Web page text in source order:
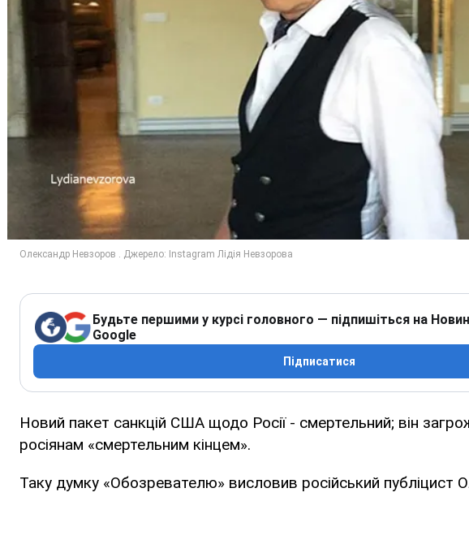
Будьте першими у курсі головного — підпишіться на
Google
Підписатися
Новий пакет санкцій США щодо Росії - смертельний; він
росіянам «смертельним кінцем».
Таку думку «Обозревателю» висловив російський публіцист